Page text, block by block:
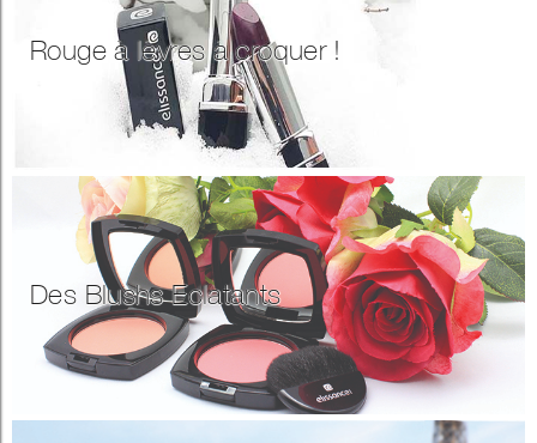
Rouge à lèvres à croquer !
Des Blushs Eclatants